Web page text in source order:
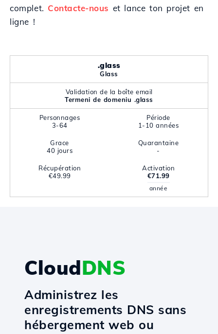
complet. Contacte-nous et lance ton projet en
ligne !
.glass
Glass
Validation de la boîte email
Termeni de domeniu .glass
Personnages
3-64
Période
1-10 années
Grace
40 jours
Quarantaine
-
Récupération
€49.99
Activation
€71.99
année
CloudDNS
Administrez les
enregistrements DNS sans
hébergement web ou